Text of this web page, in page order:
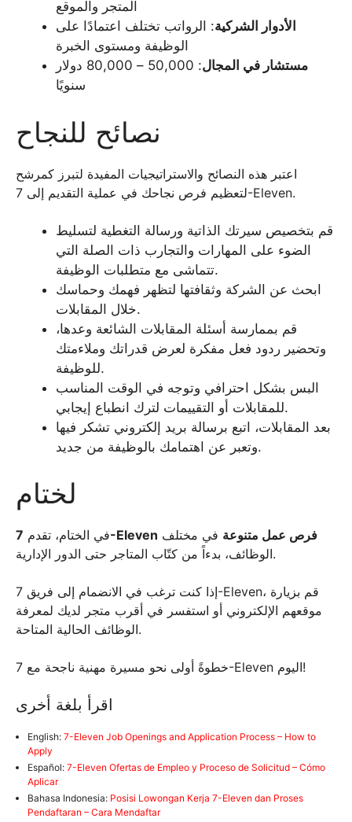
المتجر والموقع
الأدوار الشركية: الرواتب تختلف اعتمادًا على
الوظيفة ومستوى الخبرة
مستشار في المجال
: 50,000 – 80,000 دولار
سنويًا
نصائح للنجاح
اعتبر هذه النصائح والاستراتيجيات المفيدة لتبرز كمرشح
لتعظيم فرص نجاحك في عملية التقديم إلى 7-Eleven.
قم بتخصيص سيرتك الذاتية ورسالة التغطية لتسليط
الضوء على المهارات والتجارب ذات الصلة التي
تتماشى مع متطلبات الوظيفة.
ابحث عن الشركة وثقافتها لتظهر فهمك وحماسك
خلال المقابلات.
قم بممارسة أسئلة المقابلات الشائعة وعدها،
وتحضير ردود فعل مفكرة لعرض قدراتك وملاءمتك
للوظيفة.
البس بشكل احترافي وتوجه في الوقت المناسب
للمقابلات أو التقييمات لترك انطباع إيجابي.
بعد المقابلات، اتبع برسالة بريد إلكتروني تشكر فيها
وتعبر عن اهتمامك بالوظيفة من جديد.
لختام
في الختام، تقدم7-Eleven فرص عمل متنوعة في مختلف
الوظائف، بدءاً من كتّاب المتاجر حتى الدور الإدارية.
إذا كنت ترغب في الانضمام إلى فريق 7-Eleven، قم بزيارة
موقعهم الإلكتروني أو استفسر في أقرب متجر لديك لمعرفة
الوظائف الحالية المتاحة.
خطوةً أولى نحو مسيرة مهنية ناجحة مع 7-Eleven اليوم!
اقرأ بلغة أخرى
English: 7-Eleven Job Openings and Application Process – How to
Apply
Español: 7-Eleven Ofertas de Empleo y Proceso de Solicitud – Cómo
Aplicar
Bahasa Indonesia: Posisi Lowongan Kerja 7-Eleven dan Proses
Pendaftaran – Cara Mendaftar